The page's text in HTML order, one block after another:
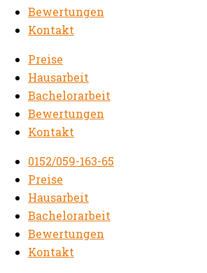
Bewertungen
Kontakt
Preise
Hausarbeit
Bachelorarbeit
Bewertungen
Kontakt
0152/059-163-65
Preise
Hausarbeit
Bachelorarbeit
Bewertungen
Kontakt